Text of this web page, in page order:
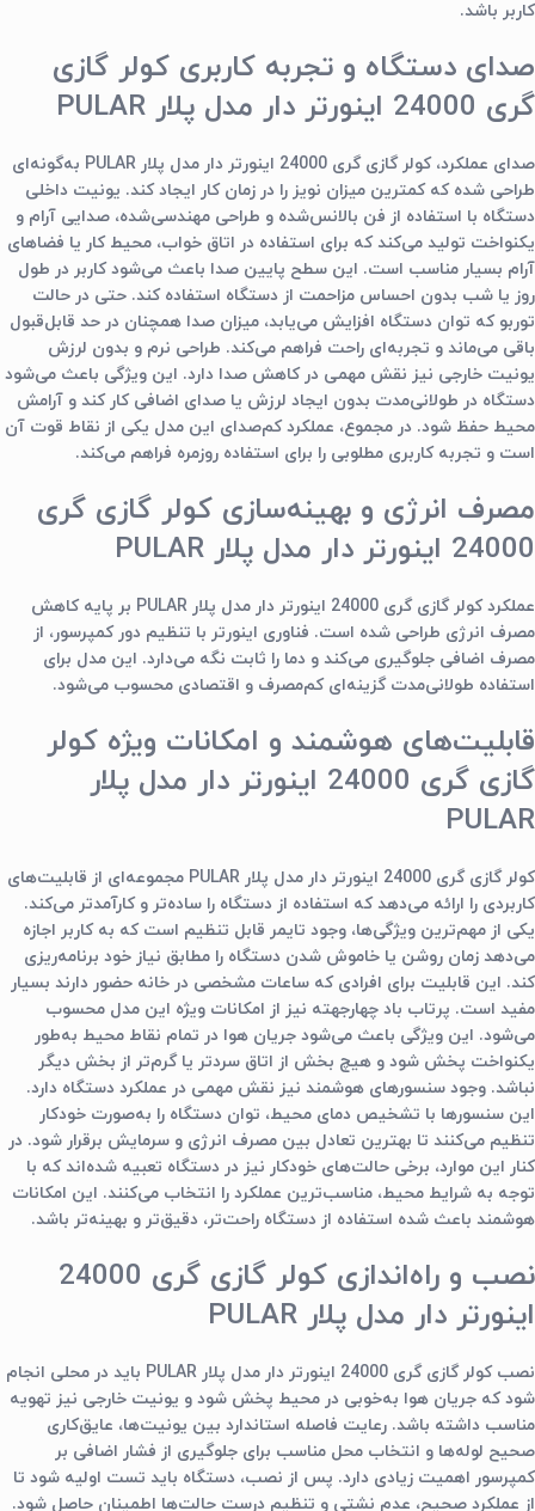
کاربر باشد.
صدای دستگاه و تجربه کاربری کولر گازی
گری 24000 اینورتر دار مدل پلار PULAR
صدای عملکرد،کولر گازی گری 24000 اینورتر دار مدل پلار PULAR
به‌گونه‌ای
طراحی شده که کمترین میزان نویز را در زمان کار ایجاد کند. یونیت داخلی
دستگاه با استفاده از فن بالانس‌شده و طراحی مهندسی‌شده، صدایی آرام و
یکنواخت تولید می‌کند که برای استفاده در اتاق خواب، محیط کار یا فضاهای
آرام بسیار مناسب است. این سطح پایین صدا باعث می‌شود کاربر در طول
روز یا شب بدون احساس مزاحمت از دستگاه استفاده کند. حتی در حالت
توربو که توان دستگاه افزایش می‌یابد، میزان صدا همچنان در حد قابل‌قبول
باقی می‌ماند و تجربه‌ای راحت فراهم می‌کند. طراحی نرم و بدون لرزش
یونیت خارجی نیز نقش مهمی در کاهش صدا دارد. این ویژگی باعث می‌شود
دستگاه در طولانی‌مدت بدون ایجاد لرزش یا صدای اضافی کار کند و آرامش
محیط حفظ شود. در مجموع، عملکرد کم‌صدای این مدل یکی از نقاط قوت آن
است و تجربه کاربری مطلوبی را برای استفاده روزمره فراهم می‌کند.
مصرف انرژی و بهینه‌سازی کولر گازی گری
24000 اینورتر دار مدل پلار PULAR
عملکردکولر گازی گری 24000 اینورتر دار مدل پلار PULAR
بر پایه کاهش
مصرف انرژی طراحی شده است. فناوری اینورتر با تنظیم دور کمپرسور، از
مصرف اضافی جلوگیری می‌کند و دما را ثابت نگه می‌دارد. این مدل برای
استفاده طولانی‌مدت گزینه‌ای کم‌مصرف و اقتصادی محسوب می‌شود.
قابلیت‌های هوشمند و امکانات ویژه کولر
گازی گری 24000 اینورتر دار مدل پلار
PULAR
کولر گازی گری 24000 اینورتر دار مدل پلار PULAR
مجموعه‌ای از قابلیت‌های
کاربردی را ارائه می‌دهد که استفاده از دستگاه را ساده‌تر و کارآمدتر می‌کند.
یکی از مهم‌ترین ویژگی‌ها، وجود تایمر قابل تنظیم است که به کاربر اجازه
می‌دهد زمان روشن یا خاموش شدن دستگاه را مطابق نیاز خود برنامه‌ریزی
کند. این قابلیت برای افرادی که ساعات مشخصی در خانه حضور دارند بسیار
مفید است. پرتاب باد چهارجهته نیز از امکانات ویژه این مدل محسوب
می‌شود. این ویژگی باعث می‌شود جریان هوا در تمام نقاط محیط به‌طور
یکنواخت پخش شود و هیچ بخش از اتاق سردتر یا گرم‌تر از بخش دیگر
نباشد. وجود سنسورهای هوشمند نیز نقش مهمی در عملکرد دستگاه دارد.
این سنسورها با تشخیص دمای محیط، توان دستگاه را به‌صورت خودکار
تنظیم می‌کنند تا بهترین تعادل بین مصرف انرژی و سرمایش برقرار شود. در
کنار این موارد، برخی حالت‌های خودکار نیز در دستگاه تعبیه شده‌اند که با
توجه به شرایط محیط، مناسب‌ترین عملکرد را انتخاب می‌کنند. این امکانات
هوشمند باعث شده استفاده از دستگاه راحت‌تر، دقیق‌تر و بهینه‌تر باشد.
نصب و راه‌اندازی
کولر گازی گری 24000
اینورتر دار مدل پلار PULAR
نصبکولر گازی گری 24000 اینورتر دار مدل پلار PULAR
باید در محلی انجام
شود که جریان هوا به‌خوبی در محیط پخش شود و یونیت خارجی نیز تهویه
مناسب داشته باشد. رعایت فاصله استاندارد بین یونیت‌ها، عایق‌کاری
صحیح لوله‌ها و انتخاب محل مناسب برای جلوگیری از فشار اضافی بر
کمپرسور اهمیت زیادی دارد. پس از نصب، دستگاه باید تست اولیه شود تا
از عملکرد صحیح، عدم نشتی و تنظیم درست حالت‌ها اطمینان حاصل شود.